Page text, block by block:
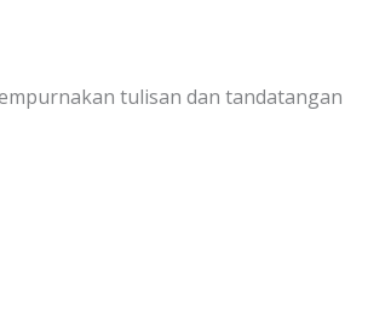
tulisan dan tandatangan